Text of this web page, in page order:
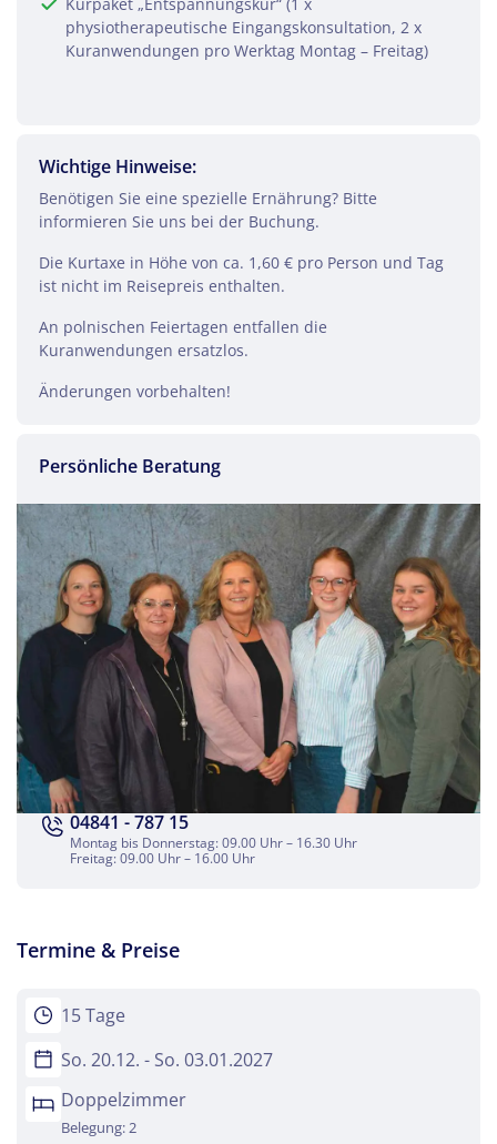
Facebook
WhatsApp
Telegram
per E-Mail senden
Link kopieren
physiotherapeutische Eingangskonsultation, 2 x
Kuranwendungen pro Werktag Montag – Freitag)
Wichtige Hinweise:
Benötigen Sie eine spezielle Ernährung? Bitte
informieren Sie uns bei der Buchung.
Die Kurtaxe in Höhe von ca. 1,60 € pro Person und Tag
ist nicht im Reisepreis enthalten.
An polnischen Feiertagen entfallen die
Kuranwendungen ersatzlos.
Änderungen vorbehalten!
Persönliche Beratung
04841 - 787 15
Montag bis Donnerstag: 09.00 Uhr – 16.30 Uhr
Freitag: 09.00 Uhr – 16.00 Uhr
Termine & Preise
15 Tage
So. 20.12. - So. 03.01.2027
Doppelzimmer
Belegung: 2